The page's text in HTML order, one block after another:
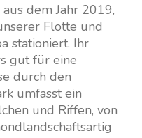
aus dem Jahr 2019,
Flotte und
stationiert. Ihr
gut für eine
durch den
umfasst ein
und Riffen, von